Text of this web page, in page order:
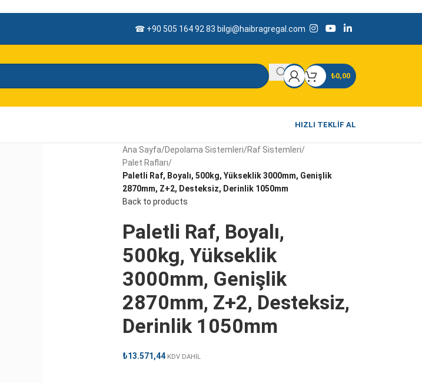
☎ +90 505 164 92 83 bilgi@haibragregal.com
₺0,00
HIZLI TEKLIF AL
Ana Sayfa/Depolama Sistemleri/Raf Sistemleri/
Palet Rafları/
Paletli Raf, Boyalı, 500kg, Yükseklik 3000mm, Genişlik
2870mm, Z+2, Desteksiz, Derinlik 1050mm
Back to products
Paletli Raf, Boyalı,
500kg, Yükseklik
3000mm, Genişlik
2870mm, Z+2, Desteksiz,
Derinlik 1050mm
₺13.571,44 KDV DAHİL